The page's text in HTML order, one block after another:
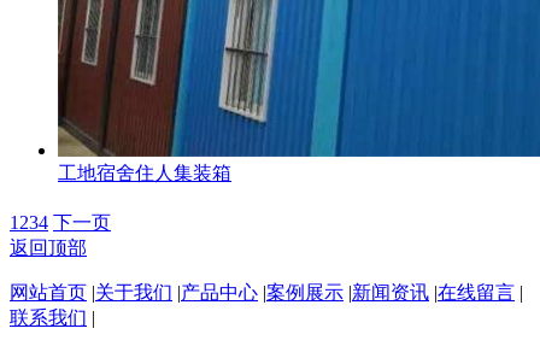
工地宿舍住人集装箱
1 234 下一页
返回顶部
网站首页 |关于我们 |产品中心 |案例展示 |新闻资讯 |在线留言 |
联系我们 |